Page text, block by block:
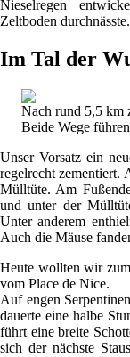
Nieselregen
Zeltboden
Im Tal der
Nach rund 5,5 km
Beide Wege
Unser Vorsatz ein
regelrecht zementiert.
Mülltüte. Am
und unter der
Unter anderem
Auch die Mäuse
Heute wollten wir
vom Place de Nice.
Auf engen
dauerte eine halbe
führt eine breite
sich der nächste